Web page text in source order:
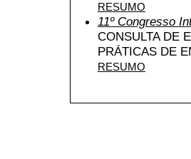
RESUMO
11º Congresso
CONSULTA DE
PRÁTICAS DE
RESUMO